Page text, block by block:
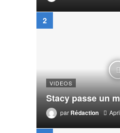
VIDEOS
Stacy passe un
par Rédaction